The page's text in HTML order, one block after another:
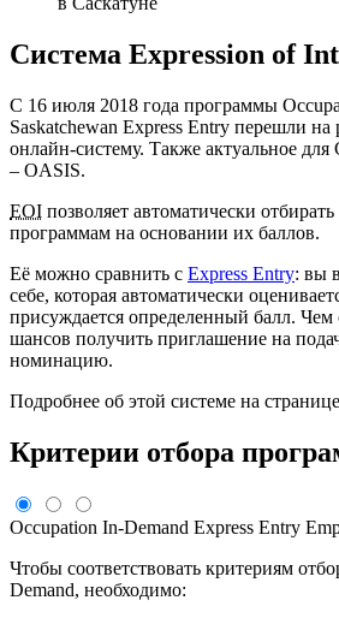
Система Expression of
С 16 июля 2018 года программы
Saskatchewan Express Entry перешли на
онлайн-систему. Также актуальное для
– OASIS.
EOI позволяет автоматически
программам на основании их баллов.
Её можно сравнить с Express Entry: вы
себе, которая автоматически
присуждается определенный балл.
шансов получить приглашение на
номинацию.
Подробнее об этой системе на странице
Критерии отбора
Occupation In-Demand Express Entry
Чтобы соответствовать критериям
Demand, необходимо: